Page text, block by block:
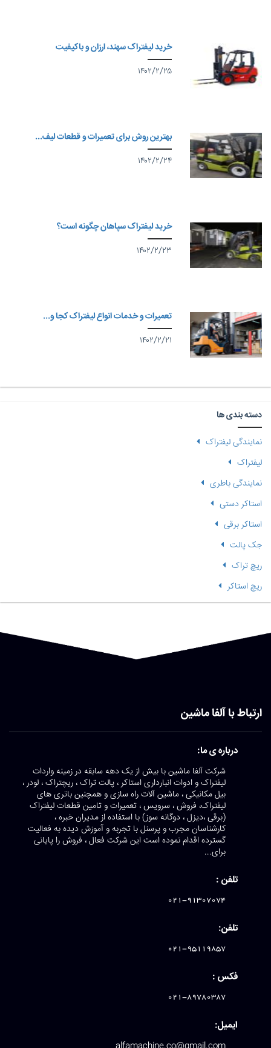
خرید لیفتراک سهند، ارزان و باکیفیت
۱۴۰۲/۲/۲۵
بهترین روش برای تعمیرات و قطعات لیف...
۱۴۰۲/۲/۲۴
خرید لیفتراک سپاهان چگونه است؟
۱۴۰۲/۲/۲۳
تعمیرات و خدمات انواع لیفتراک کجا و...
۱۴۰۲/۲/۲۱
دسته بندی ها
نمایندگی لیفتراک
لیفتراک
نمایندگی باطری
استاکر دستی
استاکر برقی
جک پالت
ریچ تراک
ریچ استاکر
ارتباط با آلفا ماشین
درباره ی ما:
شرکت آلفا ماشین با بیش از یک دهه سابقه در زمینه واردات
لیفتراک و ادوات انبارداری استاکر ، پالت تراک ، ریچتراک ، لودر ،
بیل مکانیکی ، ماشین آلات راه سازی و همچنین باتری های
لیفتراک، فروش ، سرویس ، تعمیرات و تامین قطعات لیفتراک
(برقی ،دیزل ، دوگانه سوز) با استفاده از مدیران خبره ،
کارشناسان مجرب و پرسنل با تجربه و آموزش دیده به فعالیت
گسترده اقدام نموده است این شرکت فعال ، فروش را پایانی
برای...
تلفن :
021-91307074
تلفن:
021-95119857
فکس :
021-89780387
ایمیل: